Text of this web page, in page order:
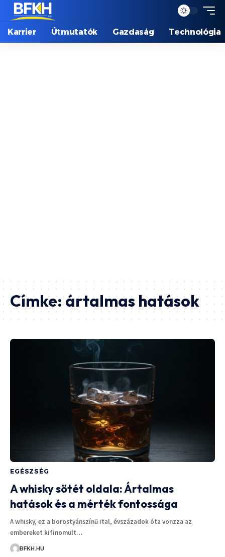
Karrier Útmutatók Gazdaság Technológia
Címke:ártalmas hatások
EGÉSZSÉG
A whisky sötét oldala: Ártalmas
hatások és a mérték fontossága
A whisky, ez a borostyánszínű ital, évszázadok óta vonzza az
embereket kifinomult…
BFKH.HU